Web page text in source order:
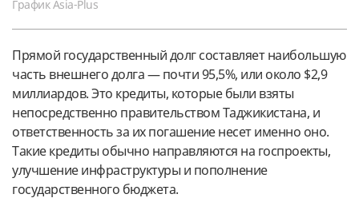
График Asia-Plus
Прямой государственный долг составляет наибольшую
часть внешнего долга — почти 95,5%, или около $2,9
миллиардов. Это кредиты, которые были взяты
непосредственно правительством Таджикистана, и
ответственность за их погашение несет именно оно.
Такие кредиты обычно направляются на госпроекты,
улучшение инфраструктуры и пополнение
государственного бюджета.